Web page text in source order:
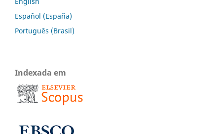
Español (España)
Português (Brasil)
Indexada em